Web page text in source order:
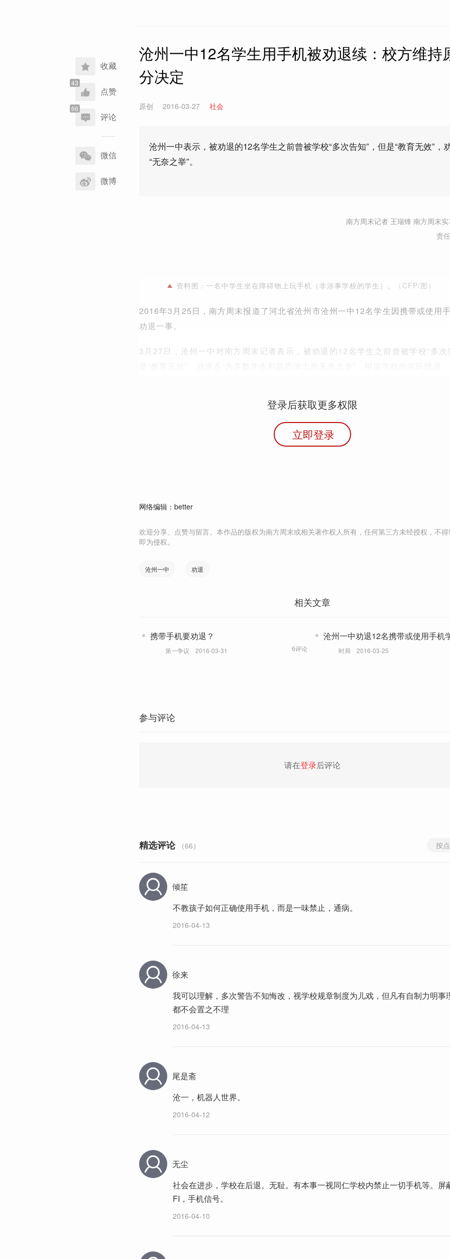
收藏
点赞
评论
享
到
微信
微博
沧州一中12名学生用手机被劝退续：校方维持
分决定
原创 2016-03-27 社会
沧州一中表示，被劝退的12名学生之前曾被学校“多次告知”，但是“教育无效”，
“无奈之举”。
南方周末记者 王瑞锋 南方周末
责
资料图：一名中学生坐在障碍物上玩手机（非涉事学校的学生）。 （CFP/图）
2016年3月25日，南方周末报道了河北省沧州市沧州一中12名学生因携带或使用
劝退一事。
3月27日，沧州一中对南方周末记者表示，被劝退的12名学生之前曾被学校“多次
登录后获取更多权限
立即登录
网络编辑：better
欢迎分享、点赞与留言。本作品的版权为南方周末或相关著作权人所有，任何第三方未经授权，不
即为侵权。
沧州一中 劝退
相关文章
携带手机要劝退？
第一争议 2016-03-31 6评论
沧州一中劝退12名携带或使用手机
时局 2016-03-25
参与评论
请在登录后评论
精选评论 （66） 按
倾笙
不教孩子如何正确使用手机，而是一味禁止，通病。
2016-04-13
徐来
我可以理解，多次警告不知悔改，视学校规章制度为儿戏，但凡有自制力明事
都不会置之不理
2016-04-13
尾是斋
沧一，机器人世界。
2016-04-12
无尘
社会在进步，学校在后退。无耻。有本事一视同仁学校内禁止一切手机等。屏
FI，手机信号。
2016-04-10